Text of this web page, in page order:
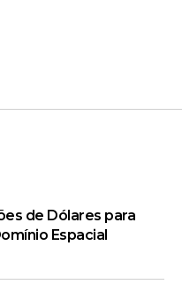
de Dólares para
Espacial